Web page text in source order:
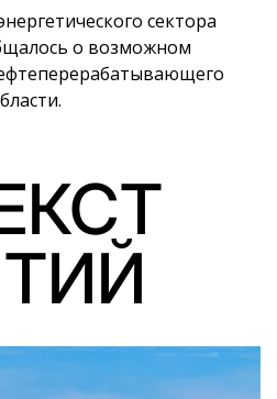
сектора
о возможном